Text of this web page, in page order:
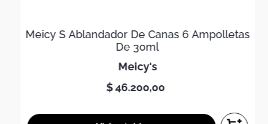
Meicy S Ablandador De Canas 6 Ampolletas
De 30ml
meicy's
$46.200,00